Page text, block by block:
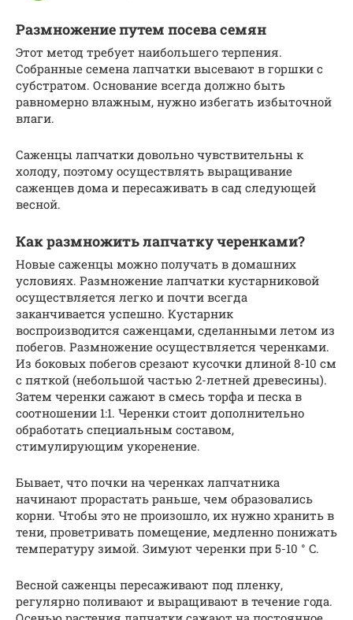
Размножение путем посева семян
Этот метод требует наибольшего терпения.
Собранные семена лапчатки высевают в горшки с
субстратом. Основание всегда должно быть
равномерно влажным, нужно избегать избыточной
влаги.
Саженцы лапчатки довольно чувствительны к
холоду, поэтому осуществлять выращивание
саженцев дома и пересаживать в сад следующей
весной.
Как размножить лапчатку черенками?
Новые саженцы можно получать в домашних
условиях. Размножение лапчатки кустарниковой
осуществляется легко и почти всегда
заканчивается успешно. Кустарник
воспроизводится саженцами, сделанными летом из
побегов. Размножение осуществляется черенками.
Из боковых побегов срезают кусочки длиной 8-10 см
с пяткой (небольшой частью 2-летней древесины).
Затем черенки сажают в смесь торфа и песка в
соотношении 1:1. Черенки стоит дополнительно
обработать специальным составом,
стимулирующим укоренение.
Бывает, что почки на черенках лапчатника
начинают прорастать раньше, чем образовались
корни. Чтобы это не произошло, их нужно хранить в
тени, проветривать помещение, медленно понижать
температуру зимой. Зимуют черенки при 5-10 ° C.
Весной саженцы пересаживают под пленку,
регулярно поливают и выращивают в течение года.